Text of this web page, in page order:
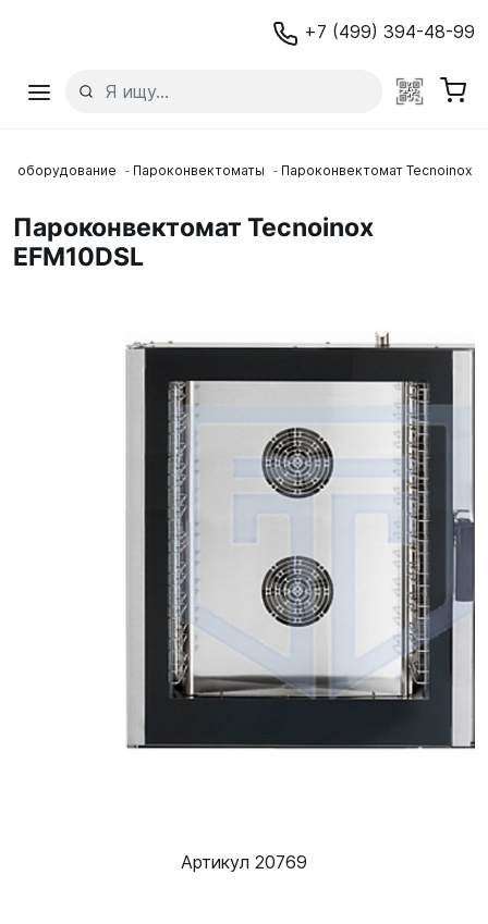
+7 (499) 394-48-99
оборудование Пароконвектоматы Пароконвектомат Tecnoinox
Пароконвектомат Tecnoinox
EFM10DSL
Артикул 20769